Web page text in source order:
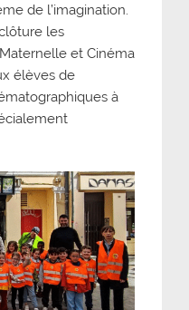
de l’imagination.
les
et Cinéma
élèves de
à